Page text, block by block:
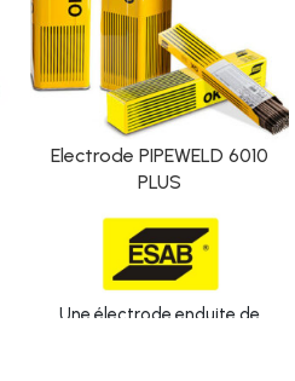
Electrode PIPEWELD 6010
PLUS
Une électrode enduite de